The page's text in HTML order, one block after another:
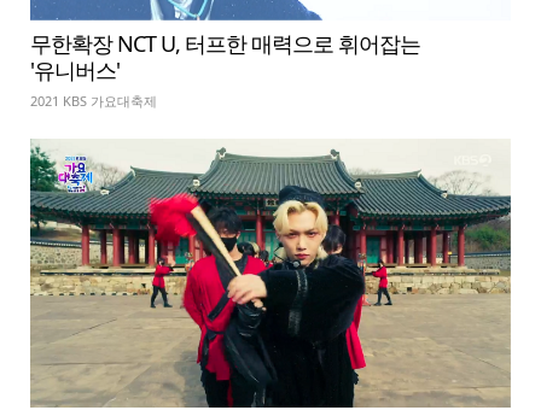
무한확장 NCT U, 터프한 매력으로 휘어잡는
'유니버스'
2021 KBS 가요대축제